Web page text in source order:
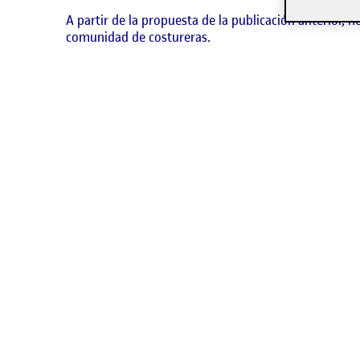
A partir de la propuesta de la publicación anterior,
comunidad de costureras.